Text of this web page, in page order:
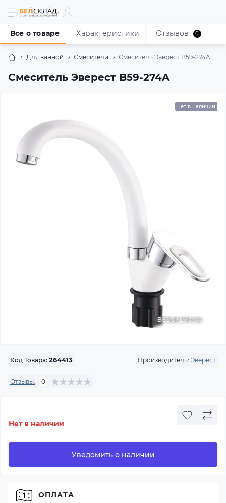
Для ванной Смесители Смеситель Эверест B59-274A
Смеситель Эверест B59-274A
Все о товаре Характеристики Отзывов 0
нет в наличии
Код Товара: 264413 Производитель: Эверест
Отзывы: 0
Нет в наличии
Уведомить о наличии
ОПЛАТА